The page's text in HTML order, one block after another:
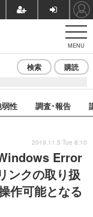
MENU
検索 購読
弱性 調査･報告
Error
ンクの取り扱
作可能となる
2019.11.5 Tue 8:10